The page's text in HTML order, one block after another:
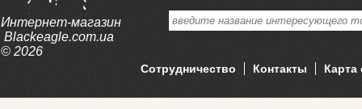
Интернет-магазин
Blackeagle.com.ua
© 2026
Сотрудничество Контакты Карта